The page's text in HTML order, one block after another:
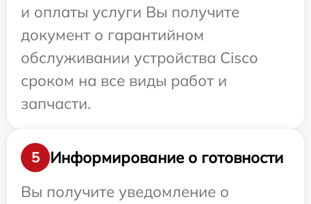
и оплаты услуги Вы получите
документ о гарантийном
обслуживании устройства Cisco
сроком на все виды работ и
запчасти.
5
Информирование о готовности
Вы получите уведомление о